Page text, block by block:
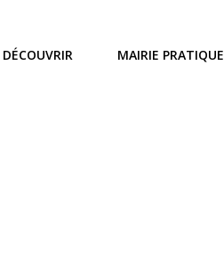
DÉCOUVRIR MAIRIE PRATIQUE